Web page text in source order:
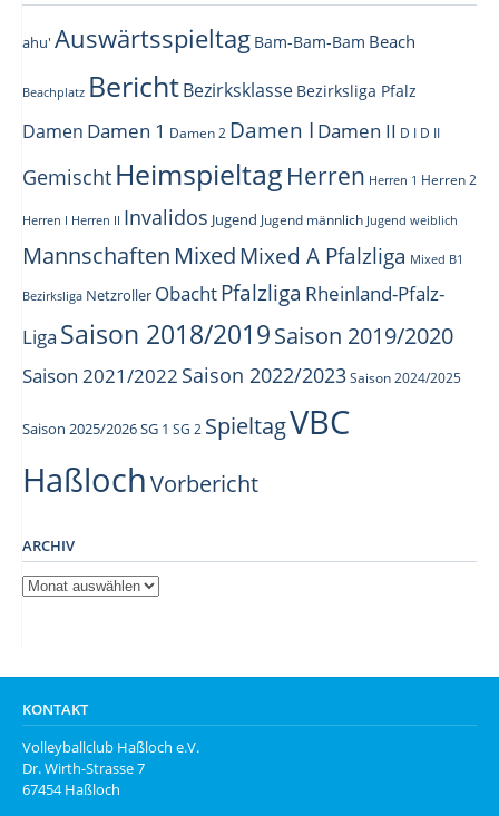
ahu' Auswärtsspieltag Bam-Bam-Bam Beach
Beachplatz BerichtBezirksklasse Bezirksliga Pfalz
Damen Damen 1 Damen 2 Damen I Damen II D I D II
Gemischt Heimspieltag Herren Herren 1 Herren 2
Herren I Herren II Invalidos Jugend Jugend männlich Jugend weiblich
Mannschaften MixedMixed A Pfalzliga Mixed B1
Bezirksliga Netzroller ObachtPfalzliga Rheinland-Pfalz-
Liga Saison 2018/2019Saison 2019/2020
Saison 2021/2022 Saison 2022/2023 Saison 2024/2025
Saison 2025/2026SG 1 SG 2 SpieltagVBC
HaßlochVorbericht
ARCHIV
Archiv
KONTAKT
Volleyballclub Haßloch e.V.
Dr. Wirth-Strasse 7
67454 Haßloch